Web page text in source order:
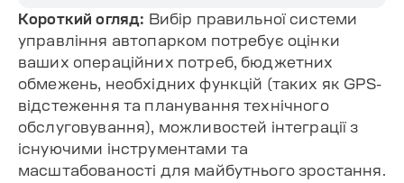
Короткий огляд: Вибір правильної системи
управління автопарком потребує оцінки
ваших операційних потреб, бюджетних
обмежень, необхідних функцій (таких як GPS-
відстеження та планування технічного
обслуговування), можливостей інтеграції з
існуючими інструментами та
масштабованості для майбутнього зростання.